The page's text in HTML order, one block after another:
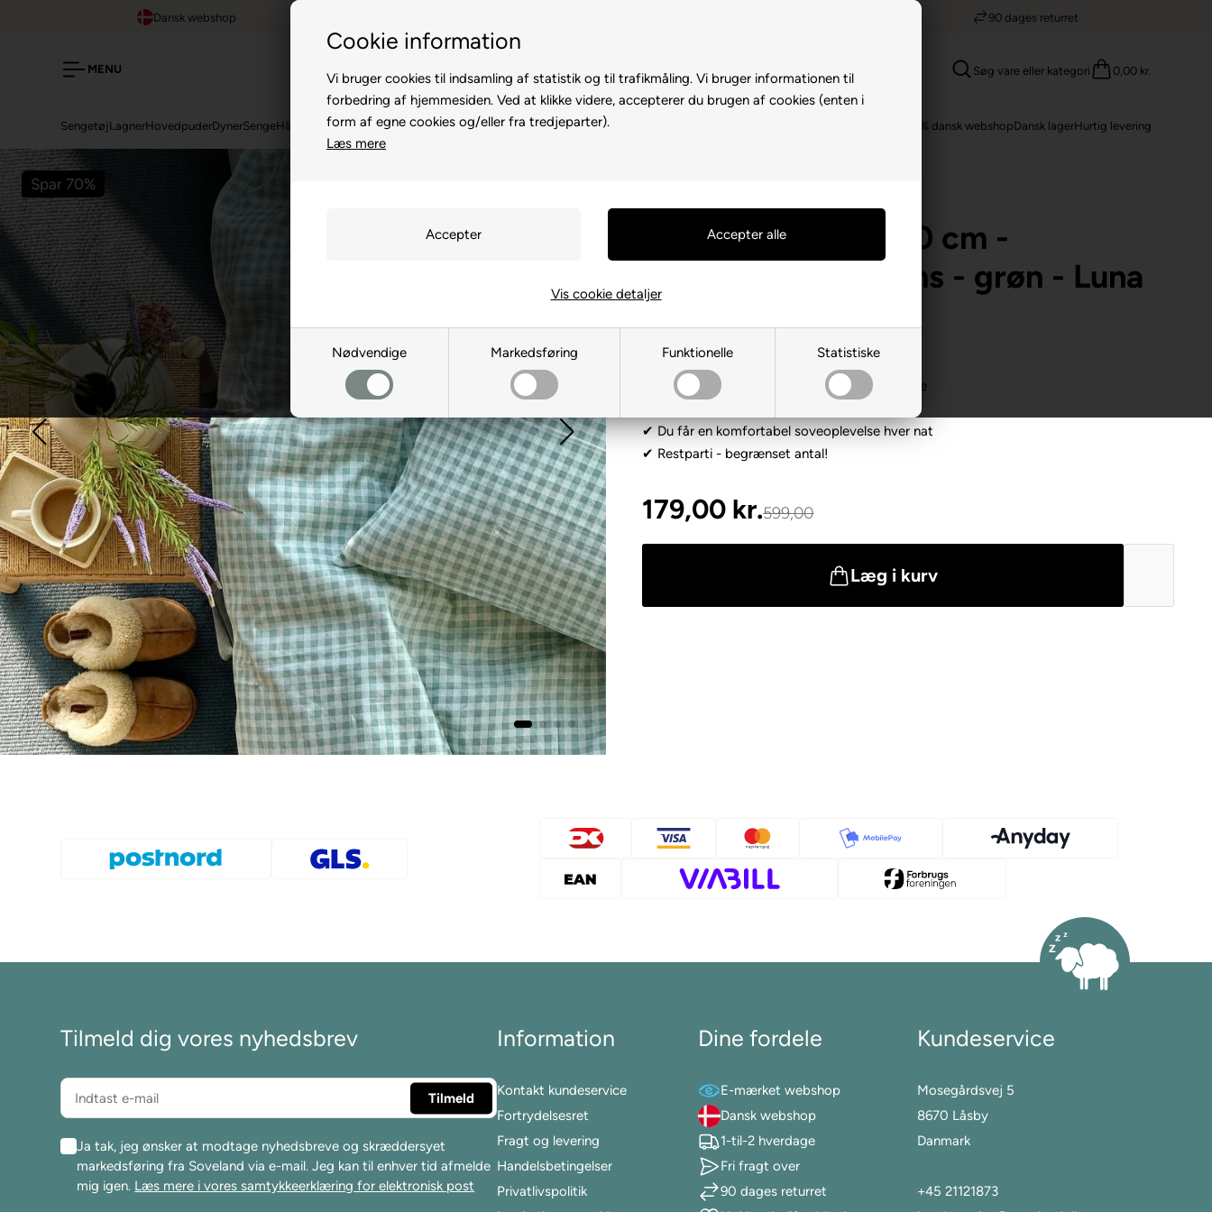
Cookie information
Vi bruger cookies til indsamling af statistik og til trafikmåling. Vi bruger informationen til
forbedring af hjemmesiden. Ved at klikke videre, accepterer du brugen af cookies (enten i
form af egne cookies og/eller fra tredjeparter).
Læs mere
Nødvendige Markedsføring Funktionelle Statistiske
Vis cookie detaljer
Dansk webshop 90 dages returret
MENU Søg vare eller kategori 0,00 kr.
SengetøjLagnerHovedpuderDynerSengeHåndklæderTopmadrasserRullemadrasserBolig 100% dansk webshopDansk lagerHurtig levering
Spar 70%
Sengesæt 140x200 cm -
bomuldssatin - Hans - grøn - Luna
Denmark
✔ Sengetøj i 100% bomuldssatin
✔ Det giver en blød, glat og luksuriøs overflade
✔ Du får en komfortabel soveoplevelse hver nat
✔ Restparti - begrænset antal!
179,00 kr.599,00
Læg i kurv
Tilmeld dig vores nyhedsbrev
Ja tak, jeg ønsker at modtage nyhedsbreve og skræddersyet
markedsføring fra Soveland via e-mail. Jeg kan til enhver tid afmelde
mig igen. Læs mere i vores samtykkeerklæring for elektronisk post
Information
Kontakt kundeservice
Fortrydelsesret
Fragt og levering
Handelsbetingelser
Privatlivspolitik
Dine fordele
E-mærket webshop
Dansk webshop
1-til-2 hverdage
Fri fragt over
90 dages returret
Kundeservice
Mosegårdsvej 5
8670 Låsby
Danmark
+45 21121873